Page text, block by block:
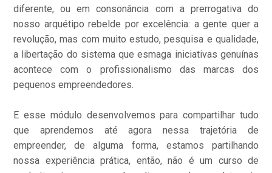
diferente, ou em consonância com a prerrogativa do
nosso arquétipo rebelde por excelência: a gente quer a
revolução, mas com muito estudo, pesquisa e qualidade,
a libertação do sistema que esmaga iniciativas genuínas
acontece com o profissionalismo das marcas dos
pequenos empreendedores.
E esse módulo desenvolvemos para compartilhar tudo
que aprendemos até agora nessa trajetória de
empreender, de alguma forma, estamos partilhando
nossa experiência prática, então, não é um curso de